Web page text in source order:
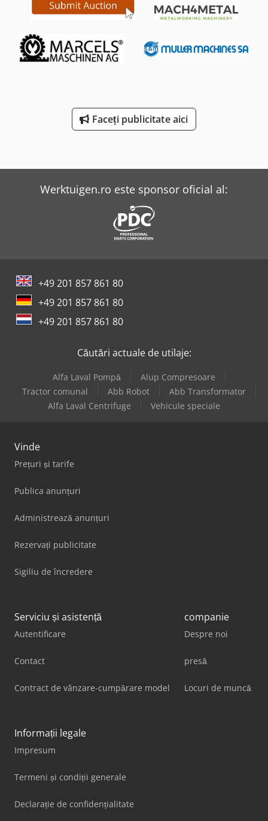
Faceți publicitate aici
Werktuigen.ro este sponsor oficial al:
+49 201 857 861 80
+49 201 857 861 80
+49 201 857 861 80
Căutări actuale de utilaje:
Alfa Laval Pompă
Alup Compresoare
Tractor comunal
Abb Robot
Abb Transformator
Alfa Laval Centrifuge
Vehicule speciale
Vinde
Prețuri și tarife
Publica anunțuri
Administrează anunțuri
Rezervați publicitate
Sigiliu de încredere
Serviciu și asistență
Autentificare
Contact
Contract de vânzare-cumpărare model
companie
Despre noi
presă
Locuri de muncă
Informații legale
Impresum
Termeni și condiții generale
Declarație de confidențialitate